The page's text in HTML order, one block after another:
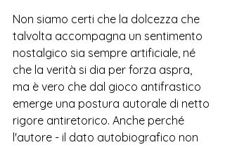
Non siamo certi che la dolcezza che
talvolta accompagna un sentimento
nostalgico sia sempre artificiale, né
che la verità si dia per forza aspra,
ma è vero che dal gioco antifrastico
emerge una postura autorale di netto
rigore antiretorico. Anche perché
l'autore - il dato autobiografico non